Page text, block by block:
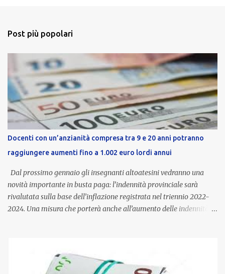
Post più popolari
Docenti con un’anzianità compresa tra 9 e 20 anni potranno
raggiungere aumenti fino a 1.002 euro lordi annui
Dal prossimo gennaio gli insegnanti altoatesini vedranno una
novità importante in busta paga: l’indennità provinciale sarà
rivalutata sulla base dell’inflazione registrata nel triennio 2022-
2024. Una misura che porterà anche all’aumento delle indennità di
dedicato alle donne vittime di violenza di genere, in linea con la
normativa nazionale e con l’obiettivo di offrire maggiore tutela e